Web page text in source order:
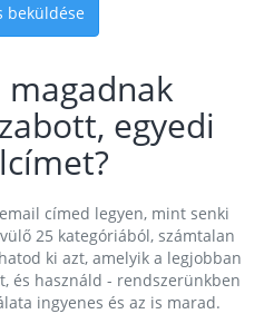
beküldése
magadnak
egyedi
címed legyen, mint senki
25 kategóriából, számtalan
ki azt, amelyik a legjobban
és használd - rendszerünkben
ingyenes és az is marad.